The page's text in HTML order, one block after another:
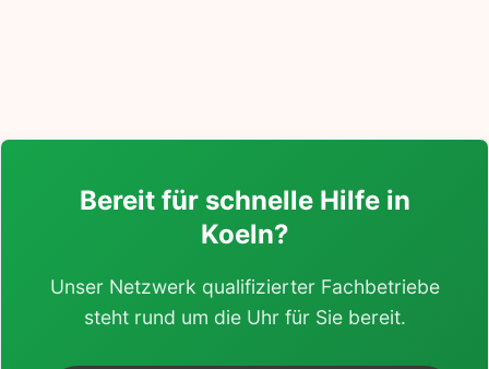
Bereit für schnelle Hilfe in
Koeln?
Unser Netzwerk qualifizierter Fachbetriebe
steht rund um die Uhr für Sie bereit.